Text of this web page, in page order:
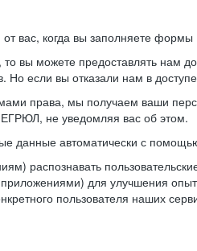
вас, когда вы заполняете формы
вы можете предоставлять нам
Но если вы отказали нам в
права, мы получаем ваши
не уведомляя вас об этом.
данные автоматически с
распознавать
для улучшения
пользователя наших